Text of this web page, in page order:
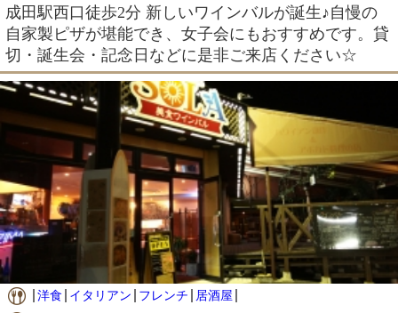
成田駅西口徒歩2分 新しいワインバルが誕生♪自慢の
自家製ピザが堪能でき、女子会にもおすすめです。貸
切・誕生会・記念日などに是非ご来店ください☆
洋食 イタリアン フレンチ
居酒屋